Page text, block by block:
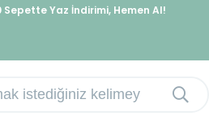
Sepette Yaz İndirimi, Hemen Al!